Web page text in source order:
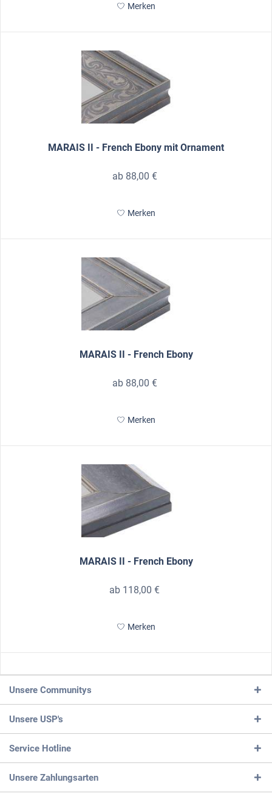
Merken
MARAIS II - French Ebony mit Ornament
ab 88,00 €
Merken
MARAIS II - French Ebony
ab 88,00 €
Merken
MARAIS II - French Ebony
ab 118,00 €
Merken
Unsere Communitys
Unsere USP's
Service Hotline
Unsere Zahlungsarten